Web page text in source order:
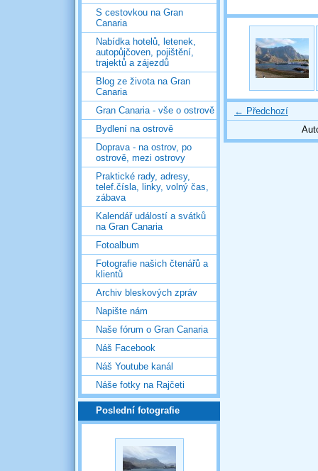
S cestovkou na Gran
Canaria
Nabídka hotelů, letenek,
autopůjčoven, pojištění,
trajektů a zájezdů
Blog ze života na Gran
Canaria
Gran Canaria - vše o ostrově
Bydlení na ostrově
Doprava - na ostrov, po
ostrově, mezi ostrovy
Praktické rady, adresy,
telef.čísla, linky, volný čas,
zábava
Kalendář událostí a svátků
na Gran Canaria
Fotoalbum
Fotografie našich čtenářů a
klientů
Archiv bleskových zpráv
Napište nám
Naše fórum o Gran Canaria
Náš Facebook
Náš Youtube kanál
Náše fotky na Rajčeti
Poslední fotografie
← Předchozí